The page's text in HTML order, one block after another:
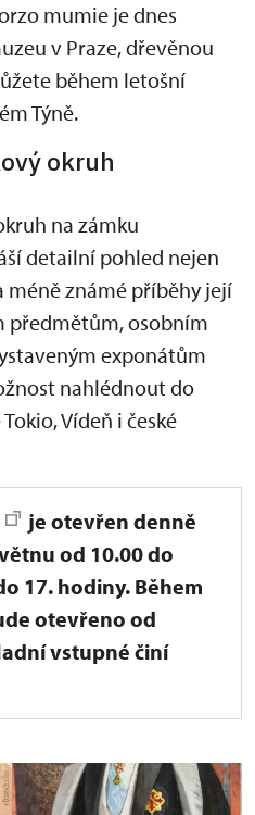
mumie je dnes
v Praze, dřevěnou
během letošní
Týně.
okruh
na zámku
detailní pohled nejen
méně známé příběhy její
předmětům, osobním
exponátům
nahlédnout do
Vídeň i české
je otevřen denně
od 10.00 do
17. hodiny. Během
otevřeno od
vstupné činí